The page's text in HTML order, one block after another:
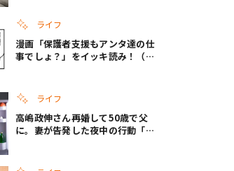
ライフ
漫画「保護者支援もアンタ達の仕
事でしょ？」をイッキ読み！（右
ライフ
高嶋政伸さん再婚して50歳で父
に。妻が告発した夜中の行動「こ